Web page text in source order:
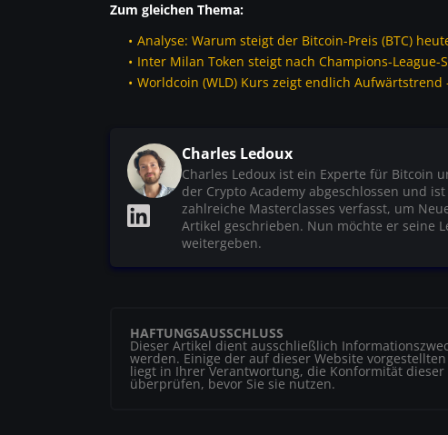
Zum gleichen Thema:
Analyse: Warum steigt der Bitcoin-Preis (BTC)
Inter Milan Token steigt nach Champions-League-
Worldcoin (WLD) Kurs zeigt endlich
Charles Ledoux
Charles Ledoux ist ein Experte für Bitcoin
der Crypto Academy abgeschlossen und
zahlreiche Masterclasses verfasst, um
Artikel geschrieben. Nun möchte er seine
weitergeben.
HAFTUNGSAUSSCHLUSS
Dieser Artikel dient ausschließlich
werden. Einige der auf dieser Website
liegt in Ihrer Verantwortung, die Konformität
überprüfen, bevor Sie sie nutzen.